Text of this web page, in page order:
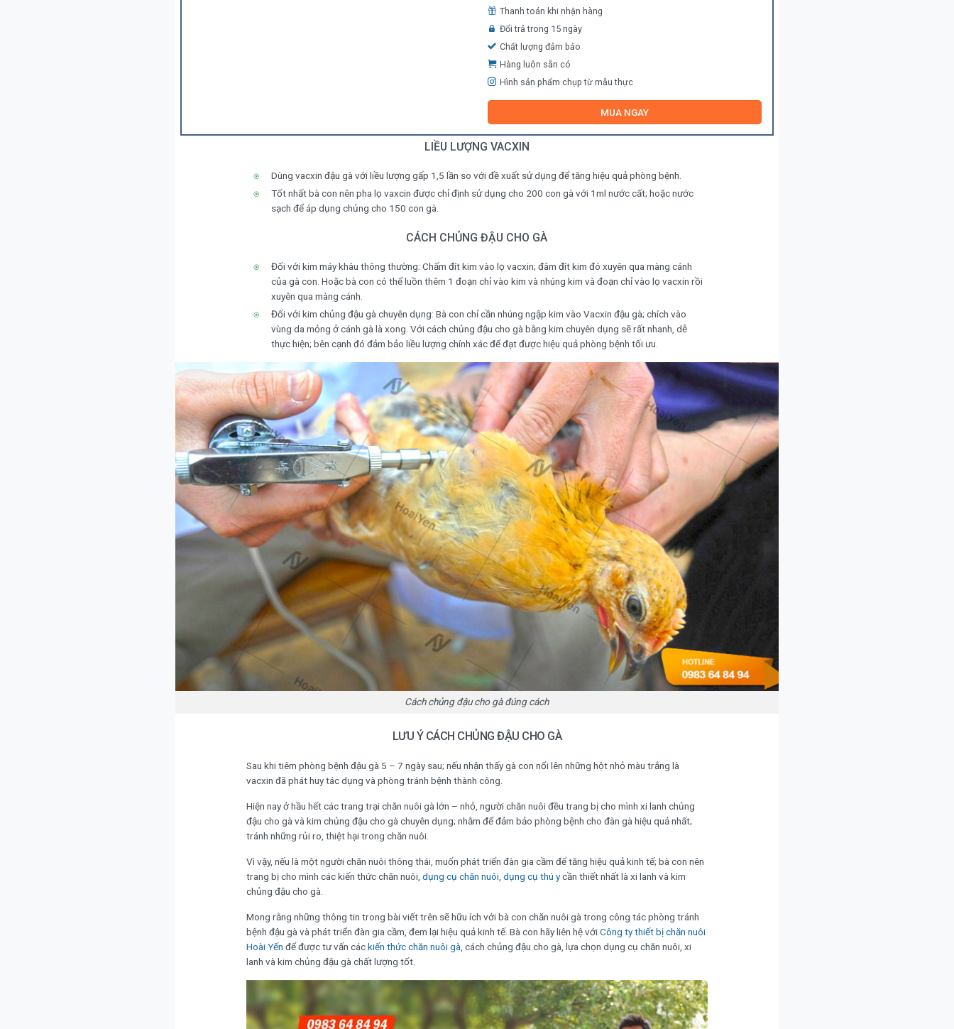
Thanh toán khi nhận hàng
Đổi trả trong 15 ngày
Chất lượng đảm bảo
Hàng luôn sẵn có
Hình sản phẩm chụp từ mẫu thực
MUA NGAY
LIỀU LƯỢNG VACXIN
Dùng vacxin đậu gà với liều lượng gấp 1,5 lần so với đề xuất sử dụng để tăng hiệu quả phòng bệnh.
Tốt nhất bà con nên pha lọ vaxcin được chỉ định sử dụng cho 200 con gà với 1ml nước cất; hoặc nước
sạch để áp dụng chủng cho 150 con gà.
CÁCH CHỦNG ĐẬU CHO GÀ
Đối với kim máy khâu thông thường: Chấm đít kim vào lọ vacxin; đâm đít kim đó xuyên qua màng cánh
của gà con. Hoặc bà con có thể luồn thêm 1 đoạn chỉ vào kim và nhúng kim và đoạn chỉ vào lọ vacxin rồi
xuyên qua màng cánh.
Đối với kim chủng đậu gà chuyên dụng: Bà con chỉ cần nhúng ngập kim vào Vacxin đậu gà; chích vào
vùng da mỏng ở cánh gà là xong. Với cách chủng đậu cho gà bằng kim chuyên dụng sẽ rất nhanh, dễ
thực hiện; bên cạnh đó đảm bảo liều lượng chính xác để đạt được hiệu quả phòng bệnh tối ưu.
Cách chủng đậu cho gà đúng cách
LƯU Ý CÁCH CHỦNG ĐẬU CHO GÀ
Sau khi tiêm phòng bệnh đậu gà 5 – 7 ngày sau; nếu nhận thấy gà con nổi lên những hột nhỏ màu trắng là
vacxin đã phát huy tác dụng và phòng tránh bệnh thành công.
Hiện nay ở hầu hết các trang trại chăn nuôi gà lớn – nhỏ, người chăn nuôi đều trang bị cho mình xi lanh chủng
đậu cho gà và kim chủng đậu cho gà chuyên dụng; nhằm để đảm bảo phòng bệnh cho đàn gà hiệu quả nhất;
tránh những rủi ro, thiệt hại trong chăn nuôi.
Vì vậy, nếu là một người chăn nuôi thông thái, muốn phát triển đàn gia cầm để tăng hiệu quả kinh tế; bà con nên
trang bị cho mình các kiến thức chăn nuôi, dụng cụ chăn nuôi, dụng cụ thú ycần thiết nhất là xi lanh và kim
chủng đậu cho gà.
Mong rằng những thông tin trong bài viết trên sẽ hữu ích với bà con chăn nuôi gà trong công tác phòng tránh
bệnh đậu gà và phát triển đàn gia cầm, đem lại hiệu quả kinh tế. Bà con hãy liên hệ vớiCông ty thiết bị chăn nuôi
Hoài Yến để được tư vấn cáckiến thức chăn nuôi gà , cách chủng đậu cho gà, lựa chọn dụng cụ chăn nuôi, xi
lanh và kim chủng đậu gà chất lượng tốt.